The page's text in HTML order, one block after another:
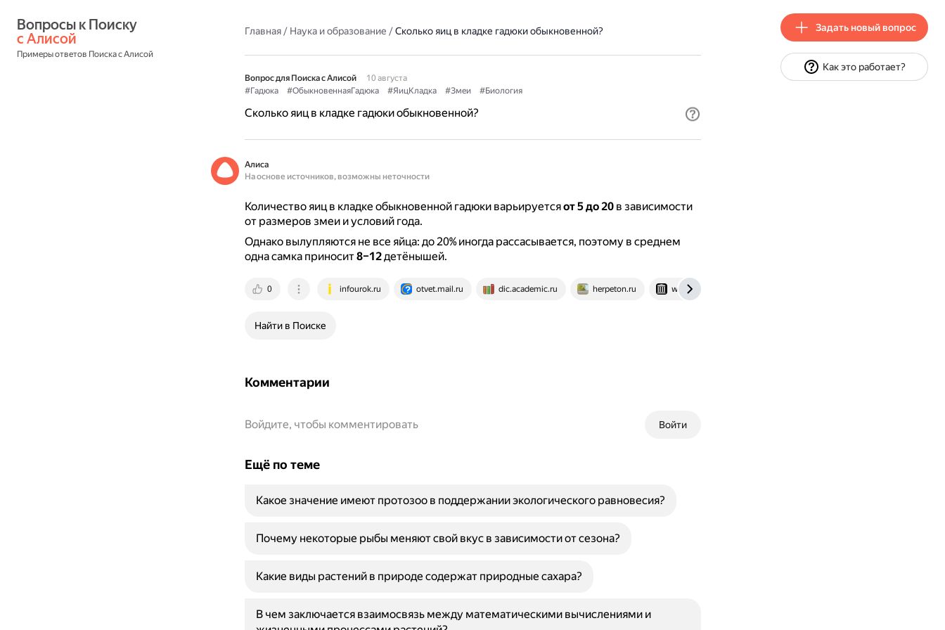
с Алисой
Примеры ответов Поиска с Алисой
Главная/ Наука и образование /Сколько яиц в кладке гадюки обыкновенной?
Вопрос для Поиска с Алисой
10 августа
#Гадюка
#ОбыкновеннаяГадюка #ЯицКладка #Змеи #Биология
Сколько яиц в кладке гадюки обыкновенной?
Алиса
На основе источников, возможны неточности
Количество яиц в кладке обыкновенной гадюки варьируетсяот 5 до 20в зависимости
от размеров змеи и условий года.
Однако вылупляются не все яйца: до 20% иногда рассасывается, поэтому в среднем
одна самка приносит8–12детёнышей.
0 infourok.ru otvet.mail.ru dic.academic.ru herpeton.ru web.archive.org
Найти в Поиске
Комментарии
Войти
Войдите, чтобы комментировать
Ещё по теме
Какое значение имеют протозоо в поддержании экологического равновесия?
Почему некоторые рыбы меняют свой вкус в зависимости от сезона?
Какие виды растений в природе содержат природные сахара?
В чем заключается взаимосвязь между математическими вычислениями и
Задать новый вопрос
Как это работает?